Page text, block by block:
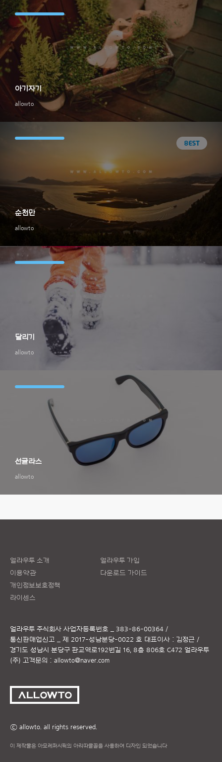
allowto
아기자기
allowto
순천만
allowto
달리기
allowto
선글라스
얼라우투 소개
이용약관
개인정보보호정책
라이센스
얼라우투 가입
다운로드 가이드
얼라우투 주식회사 사업자등록번호 _ 383-86-00364 /
통신판매업신고 _ 제 2017-성남분당-0022 호 대표이사 : 김정근 /
경기도 성남시 분당구 판교역로192번길 16, 8층 806호 C472 얼라우투
(주) 고객문의 : allowto@naver.com
ⓒ allowto. all rights reserved.
이 제작물은 아모레퍼시픽의 아리따글꼴을 사용하여 디자인 되었습니다